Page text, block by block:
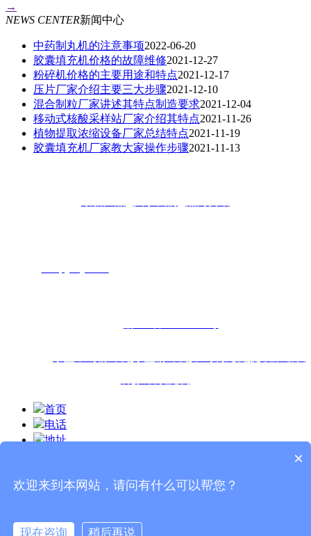
→
NEWS CENTER新闻中心
中药制丸机的注意事项2022-06-20
胶囊填充机价格的故障维修2021-12-27
粉碎机价格的主要用途和特点2021-12-17
压片厂家介绍主要三大步骤2021-12-10
混合制粒厂家讲述其特点制造要求2021-12-04
移动式核酸采样站厂家介绍其特点2021-11-26
植物提取浓缩设备厂家总结特点2021-11-19
胶囊填充机厂家教大家操作步骤2021-11-13
首页
电话
地址
分享到
×
欢迎来到本网站，请问有什么可以帮您？
现在咨询 稍后再说